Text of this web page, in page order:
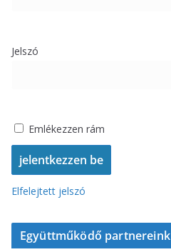
Jelszó
Emlékezzen rám
Elfelejtett jelszó
Együttműködő partnereink